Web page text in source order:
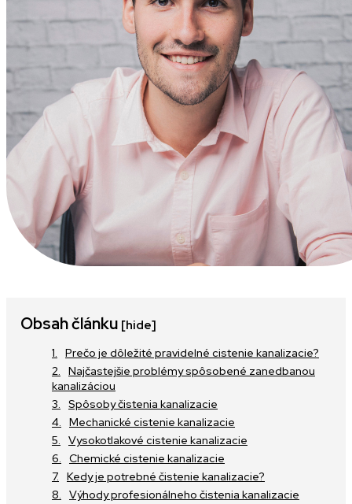
Obsah článku [hide]
Prečo je dôležité pravidelné cistenie kanalizacie?
Najčastejšie problémy spôsobené zanedbanou
kanalizáciou
Spôsoby čistenia kanalizacie
Mechanické cistenie kanalizacie
Vysokotlakové cistenie kanalizacie
Chemické cistenie kanalizacie
Kedy je potrebné čistenie kanalizacie?
Výhody profesionálneho čistenia kanalizacie